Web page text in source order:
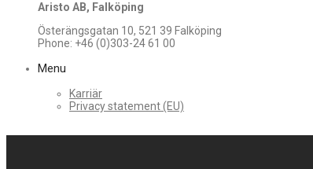
Aristo AB, Falköping
Österängsgatan 10, 521 39 Falköping
Phone: +46 (0)303-24 61 00
Menu
Karriär
Privacy statement (EU)